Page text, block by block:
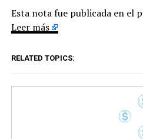
Esta nota fue publicada en el
Leer más
RELATED TOPICS: